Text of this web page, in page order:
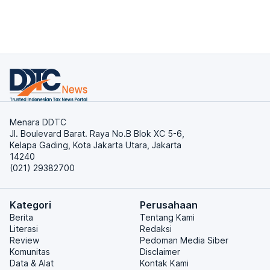
Menara DDTC
Jl. Boulevard Barat. Raya No.B Blok XC 5-6,
Kelapa Gading, Kota Jakarta Utara, Jakarta
14240
(021) 29382700
Kategori
Berita
Literasi
Review
Komunitas
Data & Alat
Perusahaan
Tentang Kami
Redaksi
Pedoman Media Siber
Disclaimer
Kontak Kami